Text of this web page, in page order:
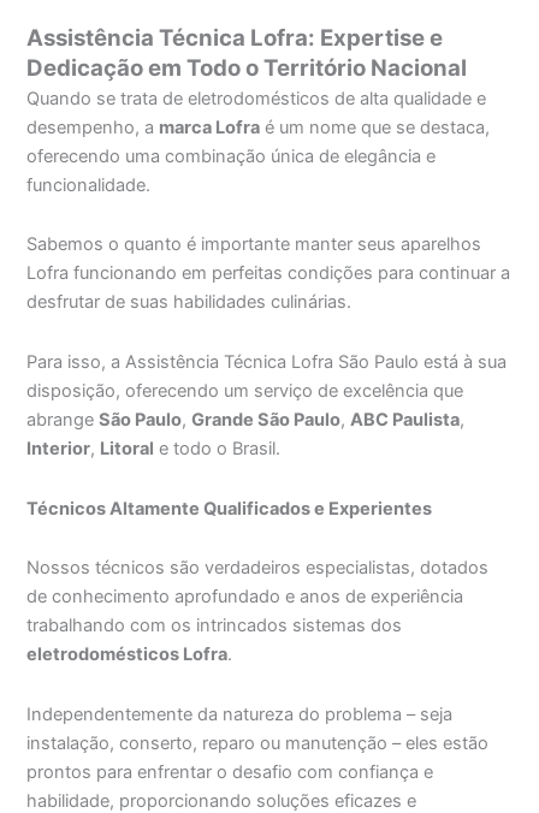
Assistência Técnica Lofra: Expertise e
Dedicação em Todo o Território Nacional
Quando se trata de eletrodomésticos de alta qualidade e
desempenho, a marca Lofra é um nome que se destaca,
oferecendo uma combinação única de elegância e
funcionalidade.
Sabemos o quanto é importante manter seus aparelhos
Lofra funcionando em perfeitas condições para continuar a
desfrutar de suas habilidades culinárias.
Para isso, a Assistência Técnica Lofra São Paulo está à sua
disposição, oferecendo um serviço de excelência que
abrangeSão Paulo,Grande São Paulo,ABC Paulista,
Interior, Litoral e todo o Brasil.
Técnicos Altamente Qualificados e Experientes
Nossos técnicos são verdadeiros especialistas, dotados
de conhecimento aprofundado e anos de experiência
trabalhando com os intrincados sistemas dos
eletrodomésticos Lofra.
Independentemente da natureza do problema – seja
instalação, conserto, reparo ou manutenção – eles estão
prontos para enfrentar o desafio com confiança e
habilidade, proporcionando soluções eficazes e